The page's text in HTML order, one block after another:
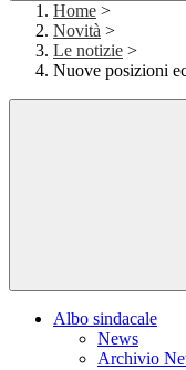
Home >
Novità >
Le notizie >
Nuove posizioni
Albo sindacale
News
Archivio